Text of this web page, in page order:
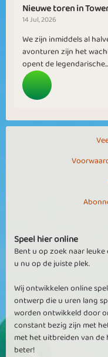
Nieuwe toren in
14 Jul, 2026
We zijn inmiddels al
avonturen zijn het
opent de legendarische...
Speel hier online
Bent u op zoek naar
u nu op de juiste plek.
Wij ontwikkelen online
ontwerp die u uren lang
worden ontwikkeld door
constant bezig zijn met
met het uitbreiden van de
beter!